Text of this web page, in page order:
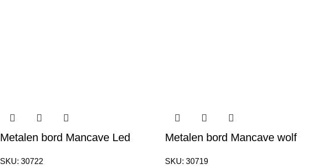
Metalen bord Mancave Led
SKU: 30722
Metalen bord Mancave wolf
SKU:30719